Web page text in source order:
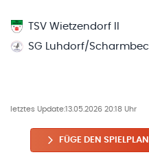
TSV Wietzendorf II
SG Luhdorf/
letztes Update:13.05.2026 20:18 Uhr
FÜGE DEN